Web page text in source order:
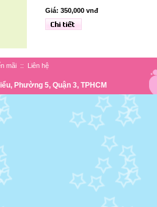
Giá: 350,000 vnđ
mãi :: Liên hệ
Phường 5, Quận 3, TPHCM